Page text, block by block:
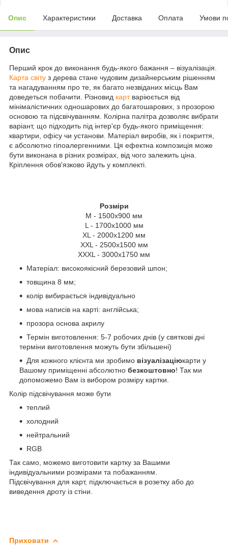
Опис Характеристики Доставка Оплата Умови
Опис
Перший крок до виконання будь-якого бажання – візуалізація.
Карта світу з дерева стане чудовим дизайнерським рішенням
та нагадуванням про те, як багато незвіданих місць Вам
доведеться побачити. Різновид картваріюється від
мінімалістичних одношарових до багатошарових, з прозорою
основою та підсвічуванням. Колірна палітра дозволяє вибрати
варіант, що підходить під інтер'єр будь-якого приміщення:
квартири, офісу чи установи. Матеріал виробів, як і покриття,
є абсолютно гіпоалергенними. Ця ефектна композиція може
бути виконана в різних розмірах, від чого залежить ціна.
Кріплення обов'язково йдуть у комплекті.
Розміри
M - 1500x900 мм
L - 1700х1000 мм
ХL - 2000x1200 мм
XXL - 2500x1500 мм
XXXL - 3000x1750 мм
Матеріал: високоякісний березовий шпон;
товщина 8 мм;
колір вибирається індивідуально
мова написів на карті: англійська;
прозора основа акрилу
Термін виготовлення: 5-7 робочих днів (у святкові дні
терміни виготовлення можуть бути збільшені)
Для кожного клієнта ми зробимо візуалізаціюкарти у
Вашому приміщенні абсолютно безкоштовно! Так ми
допоможемо Вам із вибором розміру картки.
Колір підсвічування може бути
теплий
холодний
нейтральний
RGB
Так само, можемо виготовити картку за Вашими
індивідуальними розмірами та побажанням.
Підсвічування для карт, підключається в розетку або до
виведення дроту із стіни.
Приховати